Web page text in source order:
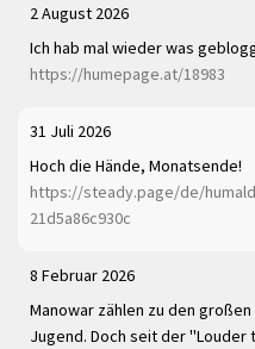
2 August 2026
Ich hab mal wieder was
https://humepage.at/18983
31 Juli 2026
Hoch die Hände, Monatsende!
https://steady.page/de/
21d5a86c930c
8 Februar 2026
Manowar zählen zu den
Jugend. Doch seit der "Louder